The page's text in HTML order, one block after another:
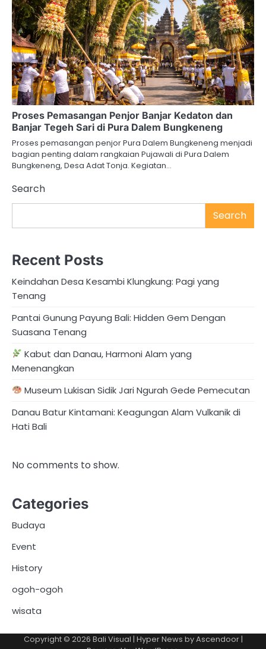
Proses Pemasangan Penjor Banjar Kedaton dan
Banjar Tegeh Sari di Pura Dalem Bungkeneng
Proses pemasangan penjor Pura Dalem Bungkeneng menjadi
bagian penting dalam rangkaian Pujawali di Pura Dalem
Bungkeneng, Desa Adat Tonja. Kegiatan…
Search
Search
Recent Posts
Keindahan Desa Kesambi Klungkung: Pagi yang
Tenang
Pantai Gunung Payung Bali: Hidden Gem Dengan
Suasana Tenang
Kabut dan Danau, Harmoni Alam yang
Menenangkan
Museum Lukisan Sidik Jari Ngurah Gede Pemecutan
Danau Batur Kintamani: Keagungan Alam Vulkanik di
Hati Bali
No comments to show.
Categories
Budaya
Event
History
ogoh-ogoh
wisata
Copyright © 2026 Bali Visual | Hyper News byAscendoor|